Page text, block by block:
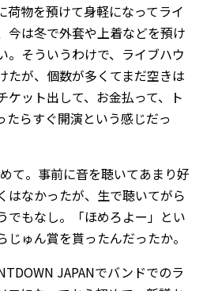
荷物を預けて身軽になってライ
今は冬で外套や上着などを預け
。そういうわけで、ライブハウ
たが、個数が多くてまだ空きは
ケット出して、お金払って、ト
たらすぐ開演という感じだっ
て。事前に音を聴いてあまり好
はなかったが、生で聴いてがら
でもなし。「ほめろよー」とい
ゅん賞を貰ったんだったか。
JAPANでバンドでのラ